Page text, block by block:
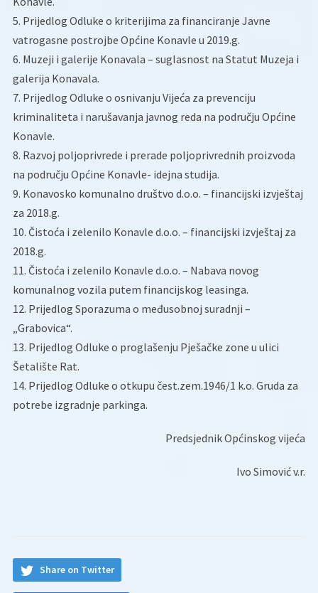
5. Prijedlog Odluke o kriterijima za financiranje Javne
vatrogasne postrojbe Općine Konavle u 2019.g.
6. Muzeji i galerije Konavala – suglasnost na Statut Muzeja i
galerija Konavala.
7. Prijedlog Odluke o osnivanju Vijeća za prevenciju
kriminaliteta i narušavanja javnog reda na području Općine
Konavle.
8. Razvoj poljoprivrede i prerade poljoprivrednih proizvoda
na području Općine Konavle- idejna studija.
9. Konavosko komunalno društvo d.o.o. – financijski izvještaj
za 2018.g.
10. Čistoća i zelenilo Konavle d.o.o. – financijski izvještaj za
2018.g.
11. Čistoća i zelenilo Konavle d.o.o. – Nabava novog
komunalnog vozila putem financijskog leasinga.
12. Prijedlog Sporazuma o međusobnoj suradnji –
„Grabovica“.
13. Prijedlog Odluke o proglašenju Pješačke zone u ulici
Šetalište Rat.
14. Prijedlog Odluke o otkupu čest.zem.1946/1 k.o. Gruda za
potrebe izgradnje parkinga.
Predsjednik Općinskog vijeća
Ivo Simović v.r.
Share on Twitter